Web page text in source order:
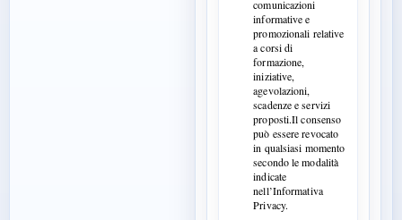
comunicazioni
informative e
promozionali relative
a corsi di
formazione,
iniziative,
agevolazioni,
scadenze e servizi
proposti.Il consenso
può essere revocato
in qualsiasi momento
secondo le modalità
indicate
nell’Informativa
Privacy.